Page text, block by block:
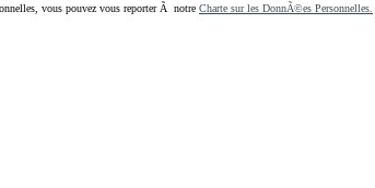
vous pouvez vous reporter Ã notre Charte sur les DonnÃ©es Personnelles.